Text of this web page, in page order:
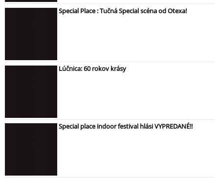
Special Place : Tučná Special scéna od Otexa!
Lúčnica: 60 rokov krásy
Special place indoor festival hlási VYPREDANÉ!!